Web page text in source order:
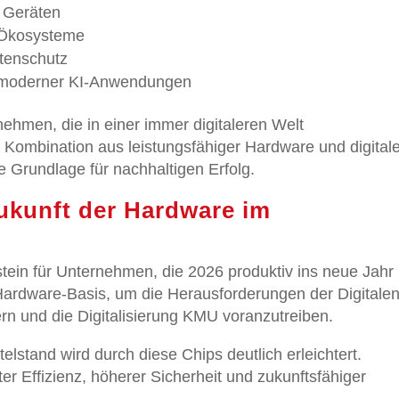
KI-Anwendungen
die in einer immer digitaleren Welt
aus leistungsfähiger Hardware und
Grundlage für nachhaltigen Erfolg.
der Hardware im
für Unternehmen, die 2026 produktiv ins neue Jahr
Basis, um die Herausforderungen der
und die Digitalisierung KMU voranzutreiben.
wird durch diese Chips deutlich erleichtert.
Effizienz, höherer Sicherheit und zukunftsfähiger